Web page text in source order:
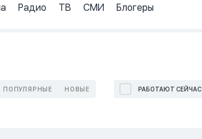
Радио ТВ СМИ Блогеры
ПОПУЛЯРНЫЕ НОВЫЕ РАБОТАЮТ СЕЙЧАС